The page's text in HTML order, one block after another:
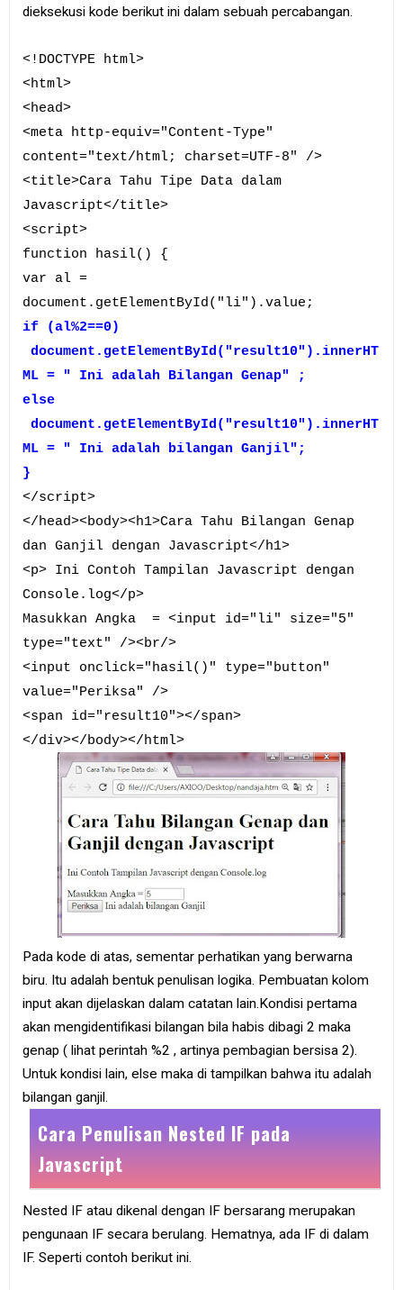
dieksekusi kode berikut ini dalam sebuah percabangan.
<!DOCTYPE html>
<html>
<head>
<meta http-equiv="Content-Type"
content="text/html; charset=UTF-8" />
<title>Cara Tahu Tipe Data dalam
Javascript</title>
<script>
function hasil() {
var al =
document.getElementById("li").value;
if (al%2==0)
document.getElementById("result10").innerHT
ML = " Ini adalah Bilangan Genap" ;
else
document.getElementById("result10").innerHT
ML = " Ini adalah bilangan Ganjil";
}
</script>
</head><body><h1>Cara Tahu Bilangan Genap
dan Ganjil dengan Javascript</h1>
<p> Ini Contoh Tampilan Javascript dengan
Console.log</p>
Masukkan Angka = <input id="li" size="5"
type="text" /><br/>
<input onclick="hasil()" type="button"
value="Periksa" />
<span id="result10"></span>
</div></body></html>
Pada kode di atas, sementar perhatikan yang berwarna
biru. Itu adalah bentuk penulisan logika. Pembuatan kolom
input akan dijelaskan dalam catatan lain.Kondisi pertama
akan mengidentifikasi bilangan bila habis dibagi 2 maka
genap ( lihat perintah %2 , artinya pembagian bersisa 2).
Untuk kondisi lain, else maka di tampilkan bahwa itu adalah
bilangan ganjil.
Cara Penulisan Nested IF pada
Javascript
Nested IF atau dikenal dengan IF bersarang merupakan
pengunaan IF secara berulang. Hematnya, ada IF di dalam
IF. Seperti contoh berikut ini.